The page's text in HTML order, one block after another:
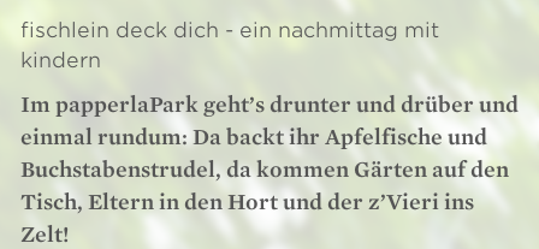
fischlein deck dich - ein nachmittag mit
kindern
Im papperlaPark geht’s drunter und drüber und
einmal rundum: Da backt ihr Apfelfische und
Buchstabenstrudel, da kommen Gärten auf den
Tisch, Eltern in den Hort und der z’Vieri ins
Zelt!